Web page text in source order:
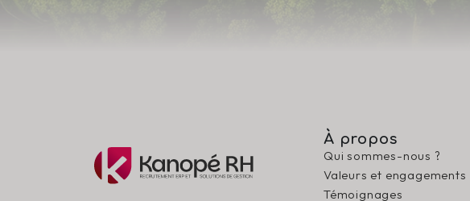
À propos
Qui sommes-nous ?
Valeurs et engagements
Témoignages